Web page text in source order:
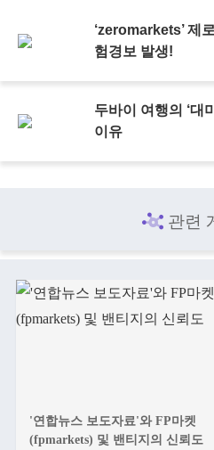
‘zeromarkets’ 제
험경보 발생!
두바이 여행의 ‘대
이유
관련
'연합뉴스 보도자료'와 FP마켓
(fpmarkets) 및 밴티지의 신뢰도